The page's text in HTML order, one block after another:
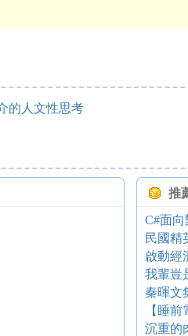
人文性思考
推
C#面向
民國精
啟動經
我輩豈
秦暉文
【睡
沉重的